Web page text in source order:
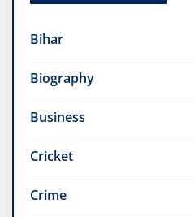
Bihar
Biography
Business
Cricket
Crime